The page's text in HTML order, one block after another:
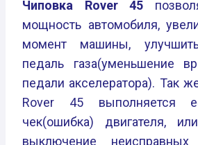
Чиповка Rover 45
мощность автомобиля,
момент машины,
педаль газа(уменьшение
педали акселератора). Так
Rover 45 выполняется
чек(ошибка) двигателя,
выключение неисправных